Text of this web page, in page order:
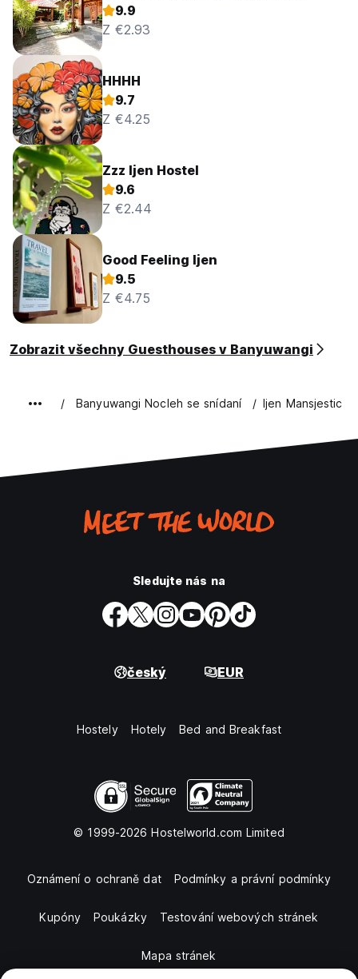
9.9
Z €2.93
HHHH
9.7
Z €4.25
Zzz Ijen Hostel
9.6
Z €2.44
Good Feeling Ijen
9.5
Z €4.75
Zobrazit všechny Guesthouses v Banyuwangi
Banyuwangi Nocleh se snídaní Ijen Mansjestic
Sledujte nás na
český EUR
Hostely Hotely Bed and Breakfast
© 1999-2026 Hostelworld.com Limited
Oznámení o ochraně dat Podmínky a právní podmínky
Kupóny Poukázky Testování webových stránek
Mapa stránek